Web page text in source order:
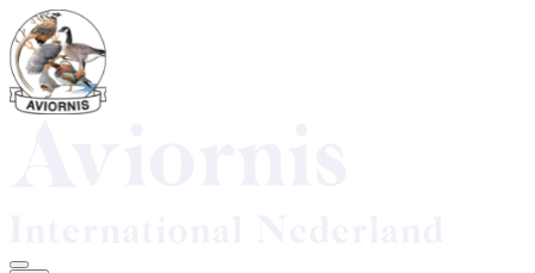
Overslaan
en
naar
de
inhoud